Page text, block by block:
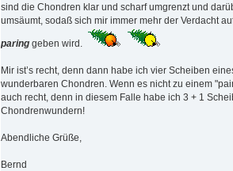
sind die Chondren klar und scharf umgrenzt und
umsäumt, sodaß sich mir immer mehr der Verdacht
paring geben wird.
Mir ist’s recht, denn dann habe ich vier Scheiben
wunderbaren Chondren. Wenn es nicht zu einem
auch recht, denn in diesem Falle habe ich 3 + 1
Chondrenwundern!
Abendliche Grüße,
Bernd